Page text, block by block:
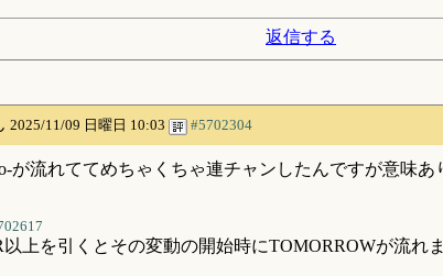
返信する
2025/11/09 日曜日 10:03 #5702304
が流れててめちゃくちゃ連チャンしたんですが意味あ
上を引くとその変動の開始時にTOMORROWが流れ